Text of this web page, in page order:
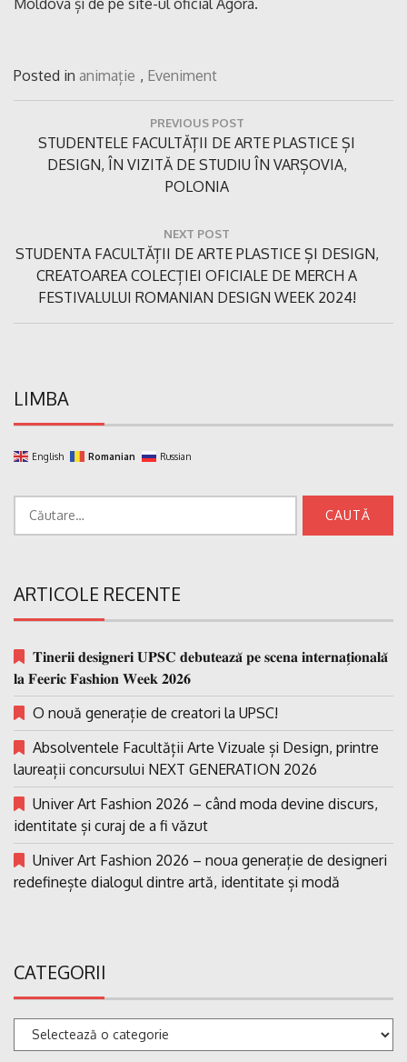
Posted in animație , Eveniment
articole
PREVIOUS POST
Previous
Post:
STUDENTELE FACULTĂȚII DE ARTE PLASTICE ȘI
DESIGN, ÎN VIZITĂ DE STUDIU ÎN VARȘOVIA,
POLONIA
NEXT POST
Next
Post:
STUDENTA FACULTĂȚII DE ARTE PLASTICE ȘI DESIGN,
CREATOAREA COLECȚIEI OFICIALE DE MERCH A
FESTIVALULUI ROMANIAN DESIGN WEEK 2024!
LIMBA
English Romanian Russian
ARTICOLE RECENTE
𝐓𝐢𝐧𝐞𝐫𝐢𝐢 𝐝𝐞𝐬𝐢𝐠𝐧𝐞𝐫𝐢 𝐔𝐏𝐒𝐂 𝐝𝐞𝐛𝐮𝐭𝐞𝐚𝐳𝐚̆ 𝐩𝐞 𝐬𝐜𝐞𝐧𝐚 𝐢𝐧𝐭𝐞𝐫𝐧𝐚𝐭̗𝐢𝐨𝐧𝐚𝐥𝐚̆
𝐥𝐚 𝐅𝐞𝐞𝐫𝐢𝐜 𝐅𝐚𝐬𝐡𝐢𝐨𝐧 𝐖𝐞𝐞𝐤 𝟐𝟎𝟐𝟔
O nouă generație de creatori la UPSC!
Absolventele Facultății Arte Vizuale și Design, printre
laureații concursului NEXT GENERATION 2026
Univer Art Fashion 2026 – când moda devine discurs,
identitate și curaj de a fi văzut
Univer Art Fashion 2026 – noua generație de designeri
redefinește dialogul dintre artă, identitate și modă
CATEGORII
Categorii